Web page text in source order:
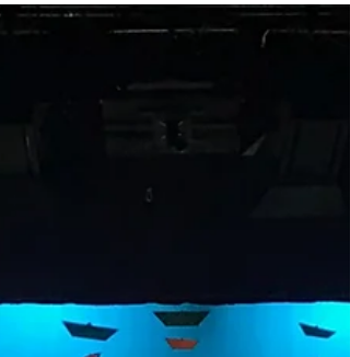
indemne de cet étrange voyage ?